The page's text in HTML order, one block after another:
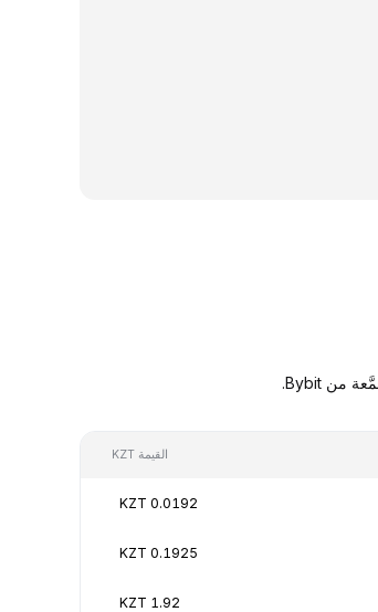
القيمة KZT
0.0192 KZT
0.1925 KZT
1.92 KZT